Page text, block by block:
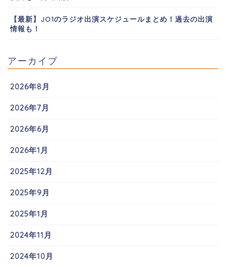
【最新】JO1のラジオ出演スケジュールまとめ！過去の出演
情報も！
アーカイブ
2026年8月
2026年7月
2026年6月
2026年1月
2025年12月
2025年9月
2025年1月
2024年11月
2024年10月